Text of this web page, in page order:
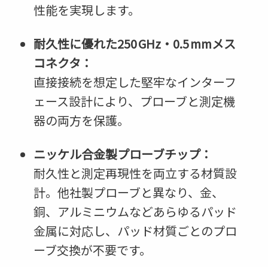
性能を実現します。
耐久性に優れた250 GHz・0.5 mmメス
コネクタ：
直接接続を想定した堅牢なインターフ
ェース設計により、プローブと測定機
器の両方を保護。
ニッケル合金製プローブチップ：
耐久性と測定再現性を両立する材質設
計。他社製プローブと異なり、金、
銅、アルミニウムなどあらゆるパッド
金属に対応し、パッド材質ごとのプロ
ーブ交換が不要です。